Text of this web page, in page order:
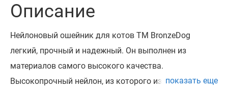
Описание
Нейлоновый ошейник для котов ТМ BronzeDog
легкий, прочный и надежный. Он выполнен из
материалов самого высокого качества.
Высокопрочный нейлон, из которого изготовлен
показать еще